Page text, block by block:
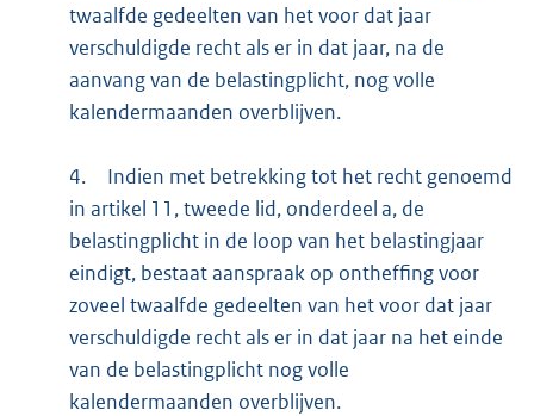
twaalfde gedeelten van het voor dat jaar
verschuldigde recht als er in dat jaar, na de
aanvang van de belastingplicht, nog volle
kalendermaanden overblijven.
4.
Indien met betrekking tot het recht genoemd
in artikel 11, tweede lid, onderdeel a, de
belastingplicht in de loop van het belastingjaar
eindigt, bestaat aanspraak op ontheffing voor
zoveel twaalfde gedeelten van het voor dat jaar
verschuldigde recht als er in dat jaar na het einde
van de belastingplicht nog volle
kalendermaanden overblijven.